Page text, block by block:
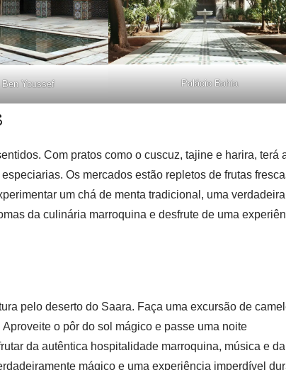
Youssef Palácio Bahia
Com pratos como o cuscuz, tajine e harira, terá
Os mercados estão repletos de frutas
um chá de menta tradicional, uma verdadeira
da culinária marroquina e desfrute de uma
pelo deserto do Saara. Faça uma excursão de
o pôr do sol mágico e passe uma noite
da autêntica hospitalidade marroquina, música e
mágico e uma experiência imperdível